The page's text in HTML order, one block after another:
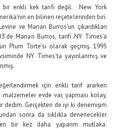
bir erikli kek tarifi değil. New York
en bilinen reçetelerinden biri.
ve Marian Burros'un çıkardıkları
Marian Burros, tarifi NY Times'a
Plum Torte'si olarak geçmiş. 1995
NY Times'ta yayınlanmış ve
için erikli tarif ararken
malzemeler evde var, yapması kolay,
dedim. Gerçekten de iyi ki denemişim
sonra da sıklıkla denenecekler
bir kez daha yaparım mutlaka.